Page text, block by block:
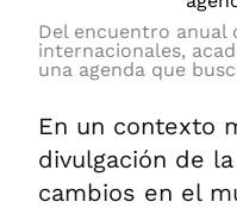
Del encuentro anual
internacionales,
una agenda que
En un contexto
divulgación de
cambios en el